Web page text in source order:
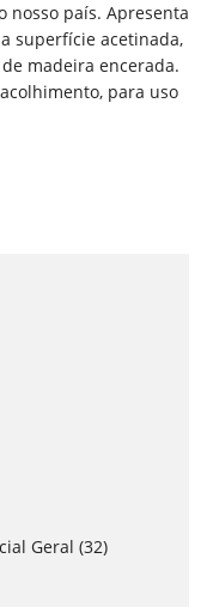
nosso país. Apresenta
superfície acetinada,
madeira encerada.
para uso
Geral (32)